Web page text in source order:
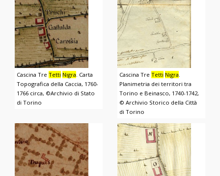
Cascina TreTetti Nigra . Carta
Topografica della Caccia, 1760-
1766 circa, ©Archivio di Stato
di Torino
Cascina TreTetti Nigra
Planimetria dei territori tra
Torino e Beinasco, 1740-1742,
© Archivio Storico della Città
di Torino